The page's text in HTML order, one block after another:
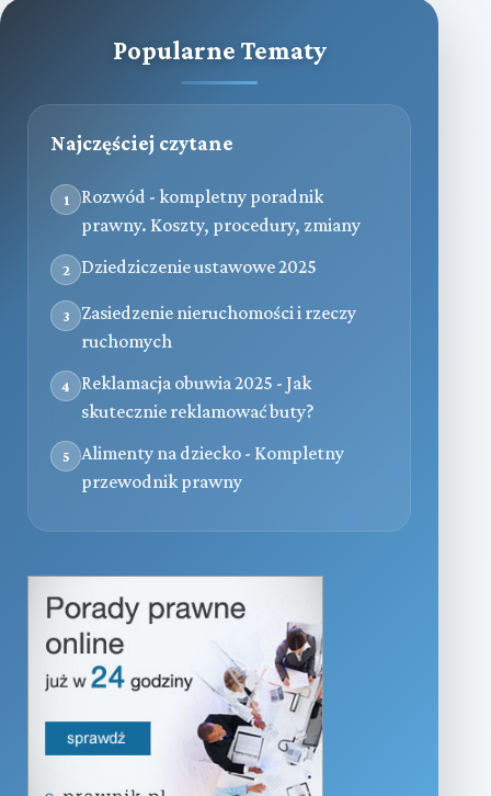
Popularne Tematy
Najczęściej czytane
1
Rozwód - kompletny poradnik
prawny. Koszty, procedury, zmiany
2 Dziedziczenie ustawowe 2025
3
Zasiedzenie nieruchomości i rzeczy
ruchomych
4
Reklamacja obuwia 2025 - Jak
skutecznie reklamować buty?
5
Alimenty na dziecko - Kompletny
przewodnik prawny